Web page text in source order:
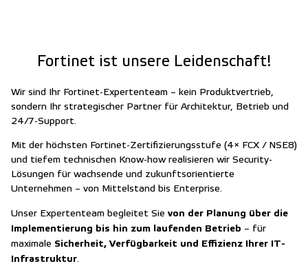
Fortinet ist unsere Leidenschaft!
Wir sind Ihr Fortinet-Expertenteam – kein Produktvertrieb,
sondern Ihr strategischer Partner für Architektur, Betrieb und
24/7-Support.
Mit der höchsten Fortinet-Zertifizierungsstufe (4× FCX / NSE8)
und tiefem technischen Know-how realisieren wir Security-
Lösungen für wachsende und zukunftsorientierte
Unternehmen – von Mittelstand bis Enterprise.
Unser Expertenteam begleitet Sie von der Planung über die
Implementierung bis hin zum laufenden Betrieb – für
maximale Sicherheit, Verfügbarkeit und Effizienz Ihrer IT-
Infrastruktur.